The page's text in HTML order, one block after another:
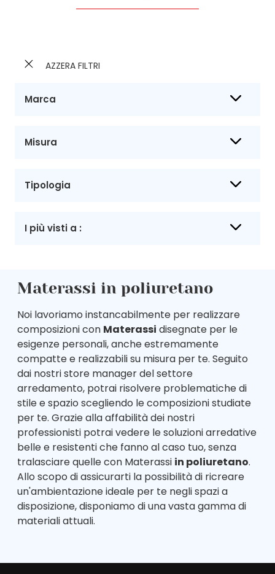
AZZERA FILTRI
Marca
Misura
Tipologia
I più visti a :
Materassi in poliuretano
Noi lavoriamo instancabilmente per realizzare
composizioni con Materassi disegnate per le
esigenze personali, anche estremamente
compatte e realizzabili su misura per te. Seguito
dai nostri store manager del settore
arredamento, potrai risolvere problematiche di
stile e spazio scegliendo le composizioni studiate
per te. Grazie alla affabilità dei nostri
professionisti potrai vedere le soluzioni arredative
belle e resistenti che fanno al caso tuo, senza
tralasciare quelle con Materassi in poliuretano.
Allo scopo di assicurarti la possibilità di ricreare
un'ambientazione ideale per te negli spazi a
disposizione, disponiamo di una vasta gamma di
materiali attuali.